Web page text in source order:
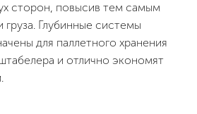
сторон, повысив тем самым
Глубинные системы
для паллетного хранения
и отлично экономят